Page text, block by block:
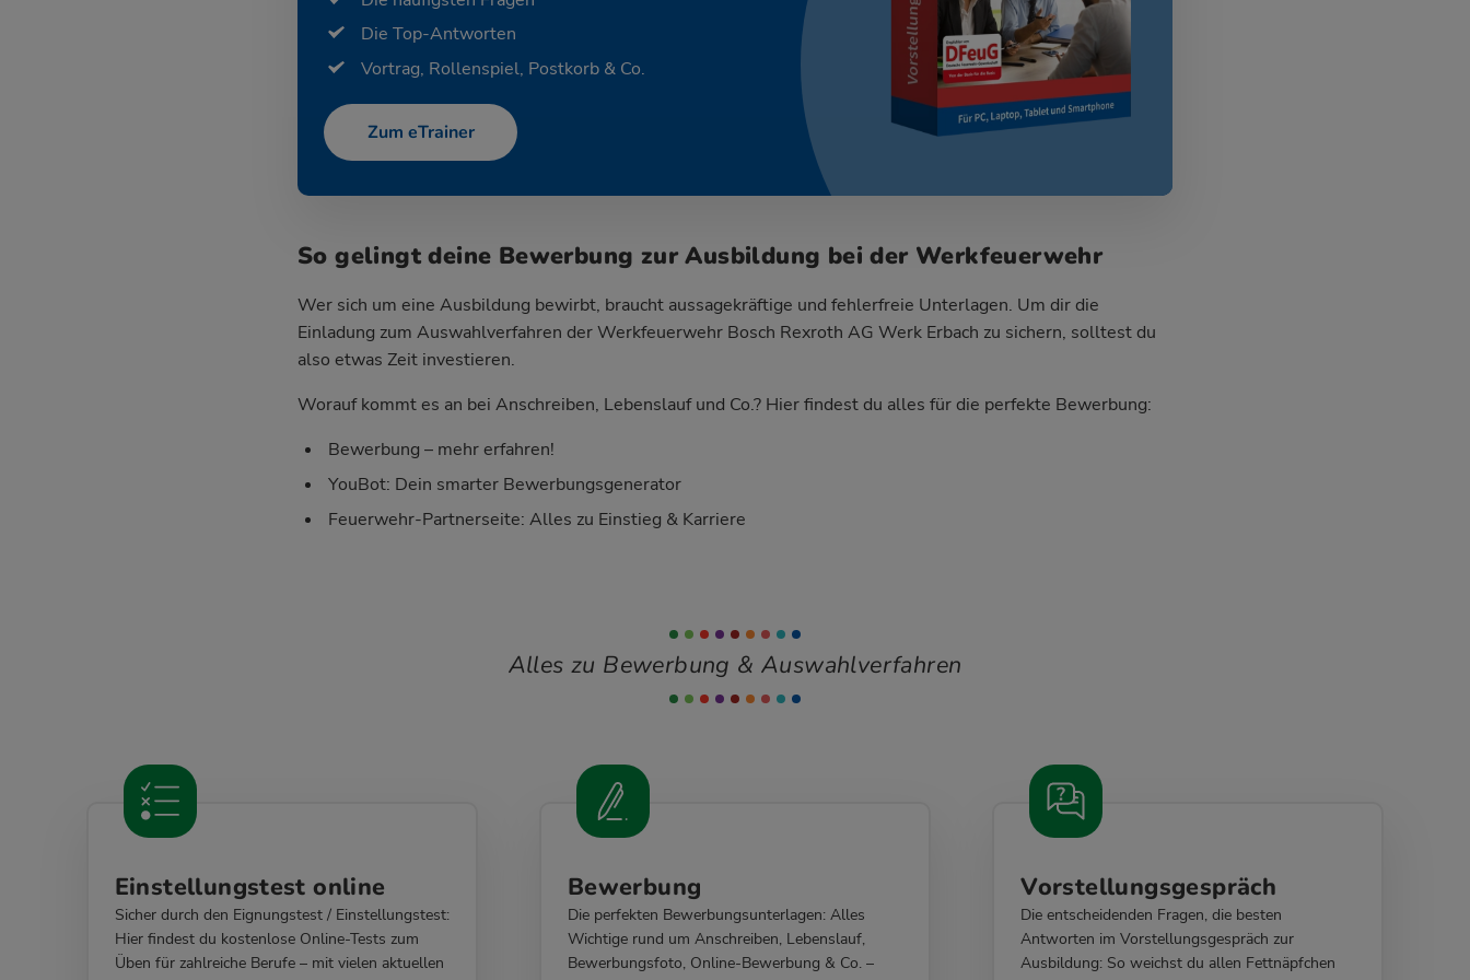
Die Top-Antworten
Vortrag, Rollenspiel, Postkorb & Co.
Zum eTrainer
So gelingt deine Bewerbung zur Ausbildung bei der Werkfeuerwehr
Wer sich um eine Ausbildung bewirbt, braucht aussagekräftige und fehlerfreie Unterlagen. Um dir die
Einladung zum Auswahlverfahren der Werkfeuerwehr Bosch Rexroth AG Werk Erbach zu sichern, solltest du
also etwas Zeit investieren.
Worauf kommt es an bei Anschreiben, Lebenslauf und Co.? Hier findest du alles für die perfekte Bewerbung:
Bewerbung – mehr erfahren!
YouBot: Dein smarter Bewerbungsgenerator
Feuerwehr-Partnerseite: Alles zu Einstieg & Karriere
Alles zu Bewerbung & Auswahlverfahren
Einstellungstest online
Sicher durch den Eignungstest / Einstellungstest:
Hier findest du kostenlose Online-Tests zum
Üben für zahlreiche Berufe – mit vielen aktuellen
Bewerbung
Die perfekten Bewerbungsunterlagen: Alles
Wichtige rund um Anschreiben, Lebenslauf,
Bewerbungsfoto, Online-Bewerbung & Co. –
Vorstellungsgespräch
Die entscheidenden Fragen, die besten
Antworten im Vorstellungsgespräch zur
Ausbildung: So weichst du allen Fettnäpfchen